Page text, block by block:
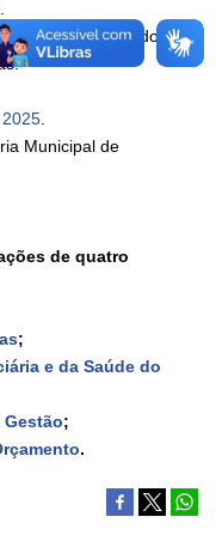
pública do
Municipal de
de quatro
;
e da Saúde do
;
.